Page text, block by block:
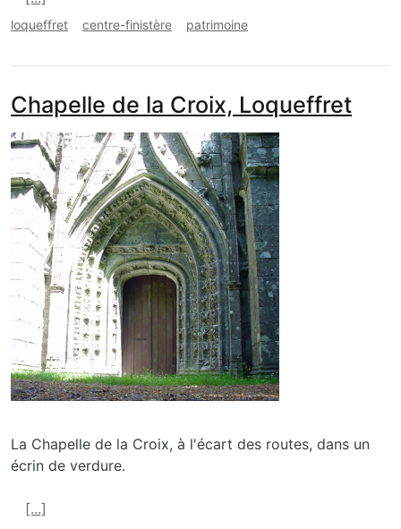
loqueffret centre-finistère patrimoine
Chapelle de la Croix, Loqueffret
media_galerie_de_photo
Image
La Chapelle de la Croix, à l'écart des routes, dans un
écrin de verdure.
[...]